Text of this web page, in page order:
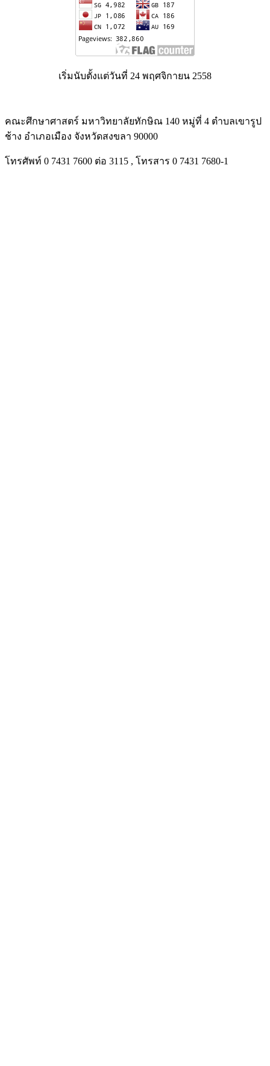
เริ่มนับตั้งแต่วันที่ 24 พฤศจิกายน 2558
คณะศึกษาศาสตร์ มหาวิทยาลัยทักษิณ 140 หมู่ที่ 4 ตำบลเขารูป
ช้าง อำเภอเมือง จังหวัดสงขลา 90000
โทรศัพท์ 0 7431 7600 ต่อ 3115 , โทรสาร 0 7431 7680-1